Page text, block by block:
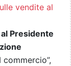
vendite al
Presidente